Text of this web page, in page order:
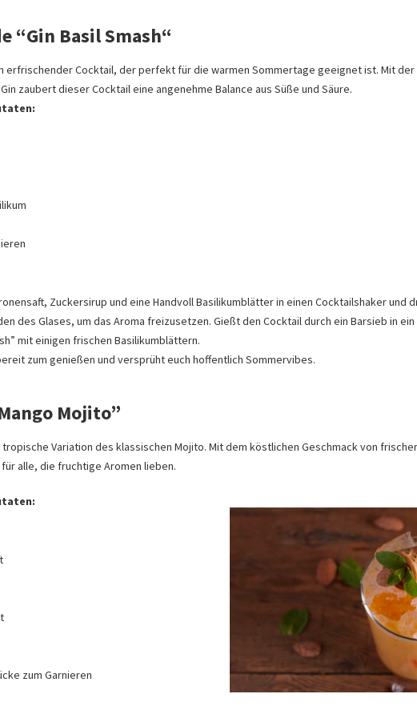
“Gin Basil Smash“
erfrischender Cocktail, der perfekt für die warmen Sommertage geeignet ist. Mit
zaubert dieser Cocktail eine angenehme Balance aus Süße und Säure.
Zuckersirup und eine Handvoll Basilikumblätter in einen Cocktailshaker und
des Glases, um das Aroma freizusetzen. Gießt den Cocktail durch ein Barsieb in
mit einigen frischen Basilikumblättern.
zum genießen und versprüht euch hoffentlich Sommervibes.
Mojito”
tropische Variation des klassischen Mojito. Mit dem köstlichen Geschmack von
alle, die fruchtige Aromen lieben.
zum Garnieren